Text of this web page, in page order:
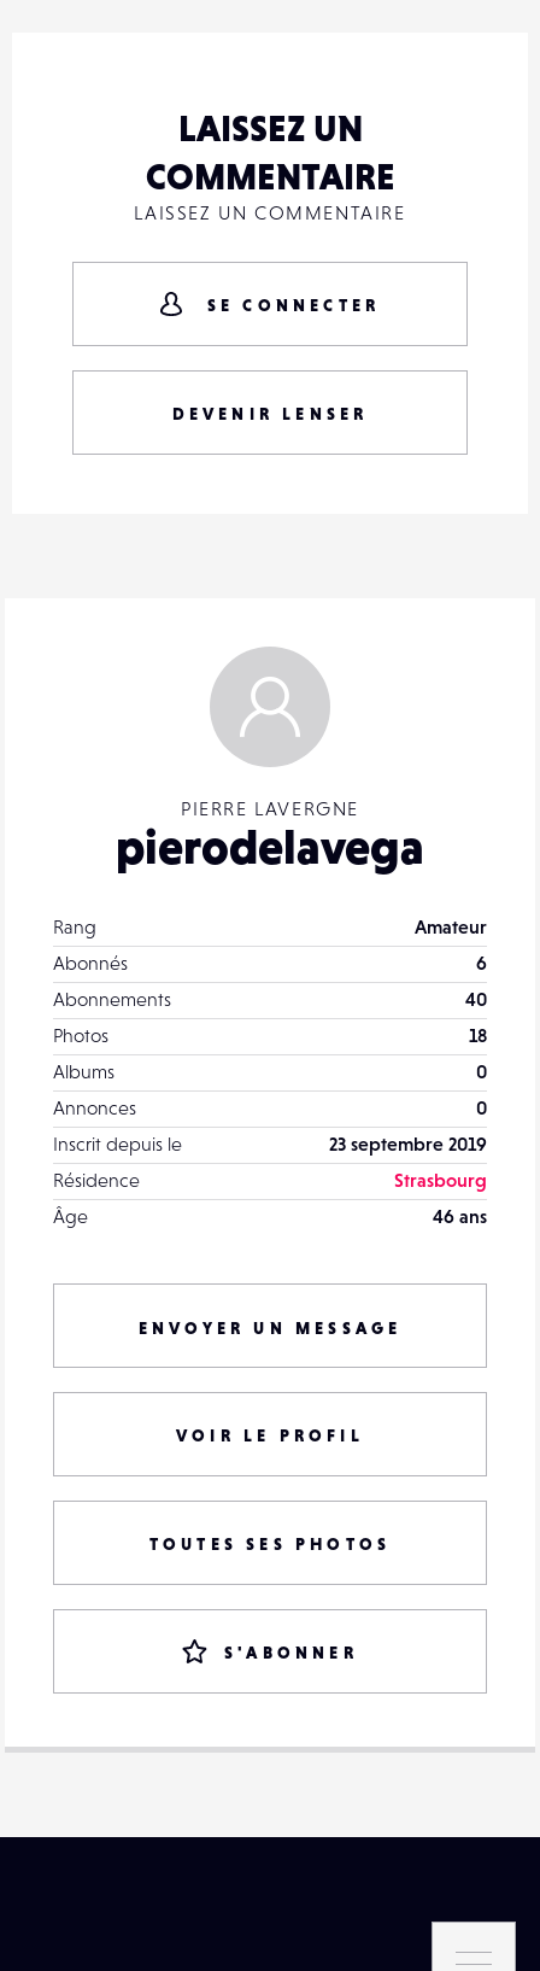
PIERRE LAVERGNE
pierodelavega
Rang
Amateur
Abonnés
6
Abonnements
40
Photos
18
Albums
0
Annonces
0
Inscrit depuis le
23 septembre 2019
Résidence
Strasbourg
Âge
46 ans
ENVOYER UN MESSAGE
VOIR LE PROFIL
TOUTES SES PHOTOS
S'ABONNER
LAISSEZ UN
COMMENTAIRE
LAISSEZ UN COMMENTAIRE
SE CONNECTER
DEVENIR LENSER